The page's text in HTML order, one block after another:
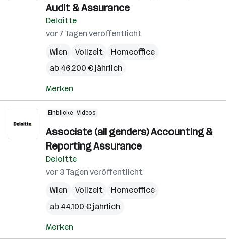
Audit & Assurance
Deloitte
vor 7 Tagen veröffentlicht
Wien
Vollzeit
Homeoffice
ab 46.200 € jährlich
Merken
Einblicke Videos
Associate (all genders) Accounting &
Reporting Assurance
Deloitte
vor 3 Tagen veröffentlicht
Wien
Vollzeit
Homeoffice
ab 44.100 € jährlich
Merken